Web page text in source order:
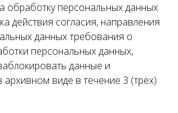
обработку персональных данных
действия согласия, направления
данных требования о
персональных данных,
данные и
виде в течение 3 (трёх)